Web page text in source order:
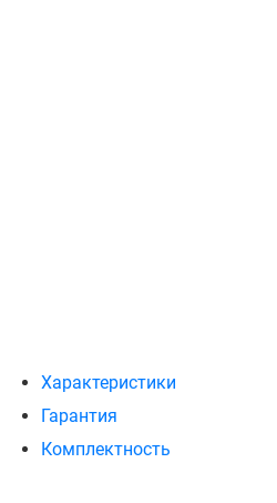
Характеристики
Гарантия
Комплектность